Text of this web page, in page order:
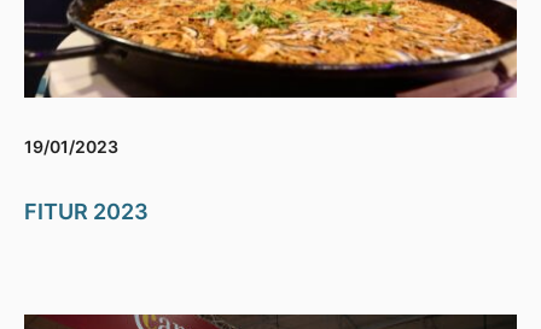
19/01/2023
FITUR 2023